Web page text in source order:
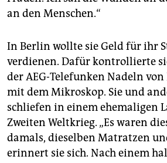
an den Menschen.“
In Berlin wollte sie Geld für ihr
verdienen. Dafür kontrollierte
der AEG-Telefunken Nadeln
mit dem Mikroskop. Sie und
schliefen in einem ehemaligen
Zweiten Weltkrieg. „Es waren
damals, dieselben Matratzen
erinnert sie sich. Nach einem